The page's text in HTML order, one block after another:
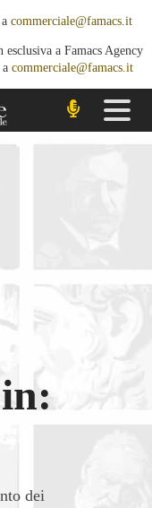
commerciale@famacs.it
a Famacs Agency
commerciale@famacs.it
dei